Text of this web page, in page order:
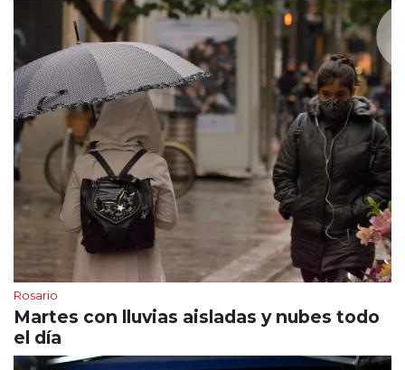
Rosario
Martes con lluvias aisladas y nubes todo
el día